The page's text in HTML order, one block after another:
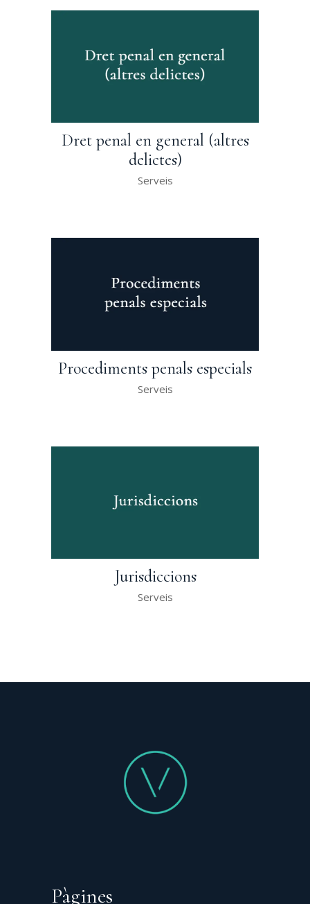
Dret penal en general (altres
delictes)
Serveis
Procediments penals especials
Serveis
Jurisdiccions
Serveis
Pàgines